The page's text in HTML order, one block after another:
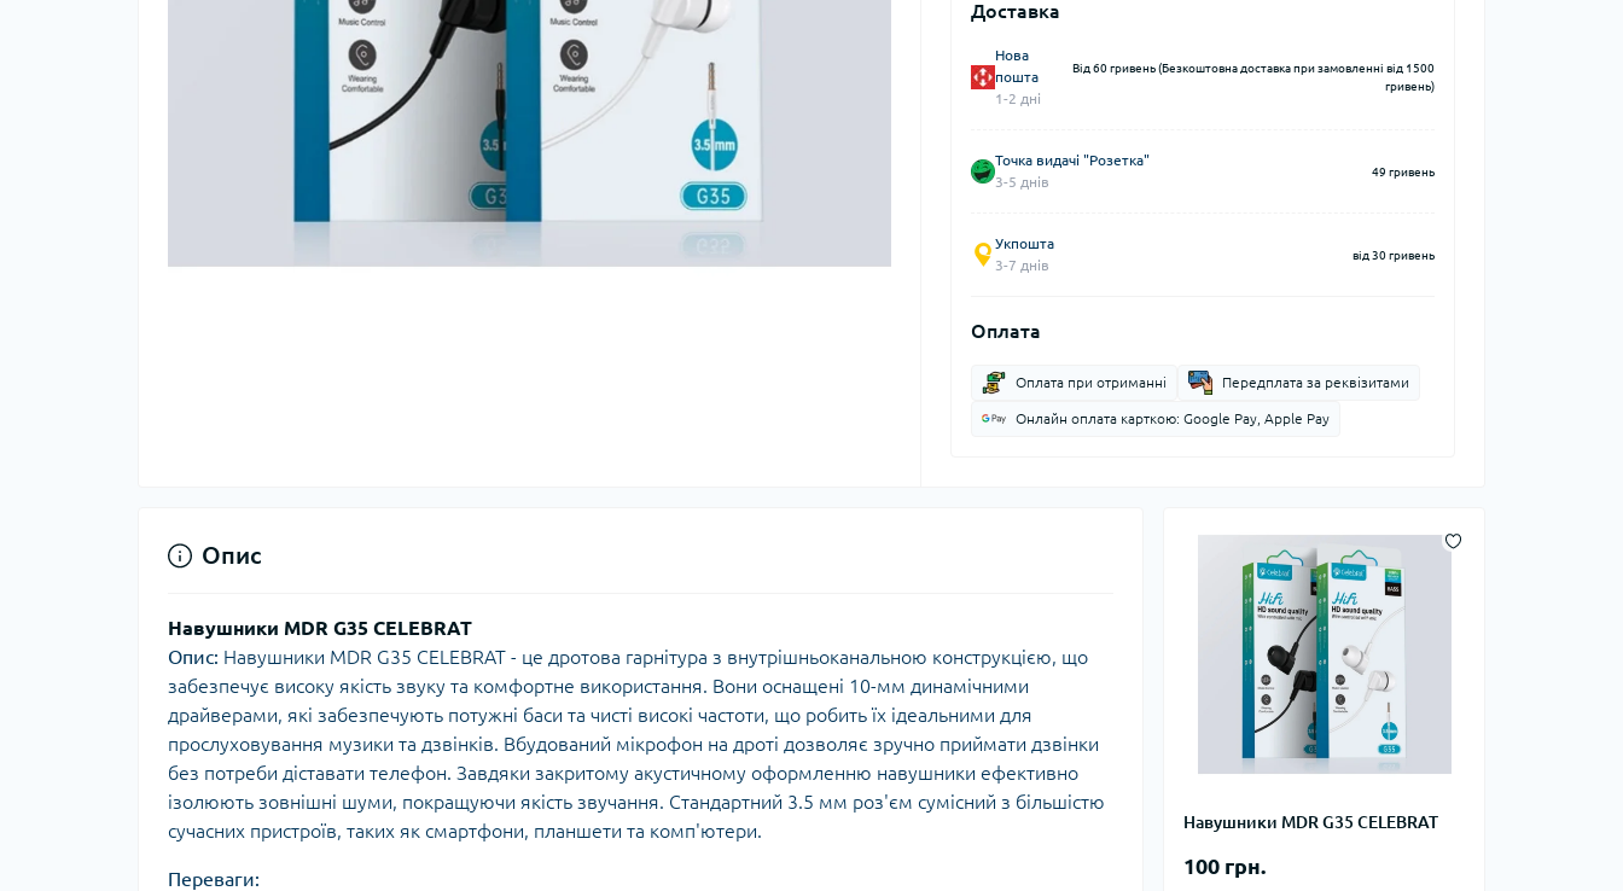
Доставка
Нова
пошта
1-2 дні
Від 60 гривень (Безкоштовна доставка при замовленні від 1500
гривень)
Точка видачі "Розетка"
3-5 днів
49 гривень
Укпошта
3-7 днів
від 30 гривень
Оплата
Оплата при отриманні Передплата за реквізитами
Онлайн оплата карткою: Google Pay, Apple Pay
Навушники MDR G35 CELEBRAT
100 грн.
Опис
Навушники MDR G35 CELEBRAT
Опис: Навушники MDR G35 CELEBRAT - це дротова гарнітура з внутрішньоканальною конструкцією, що
забезпечує високу якість звуку та комфортне використання. Вони оснащені 10-мм динамічними
драйверами, які забезпечують потужні баси та чисті високі частоти, що робить їх ідеальними для
прослуховування музики та дзвінків. Вбудований мікрофон на дроті дозволяє зручно приймати дзвінки
без потреби діставати телефон. Завдяки закритому акустичному оформленню навушники ефективно
ізолюють зовнішні шуми, покращуючи якість звучання. Стандартний 3.5 мм роз'єм сумісний з більшістю
сучасних пристроїв, таких як смартфони, планшети та комп'ютери.
Переваги: